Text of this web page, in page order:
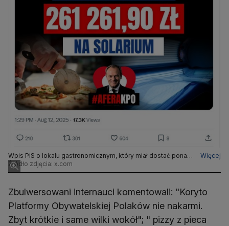
Wpis PiS o lokalu gastronomicznym, który miał dostać ponad
260 tys. złotych na budowę solarium
Więcej
Źródło zdjęcia: x.com
Zbulwersowani internauci komentowali: "Koryto
Platformy Obywatelskiej Polaków nie nakarmi.
Zbyt krótkie i same wilki wokół"; " pizzy z pieca